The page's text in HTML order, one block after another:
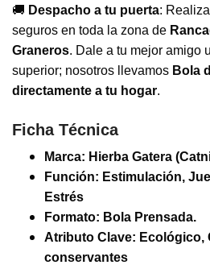
🚚 Despacho a tu puerta:
seguros en toda la zona de
Graneros. Dale a tu mejor amigo
superior; nosotros llevamos Bola
directamente a tu hogar.
Ficha Técnica
Marca: Hierba Gatera
Función: Estimulación,
Estrés
Formato: Bola Prensada.
Atributo Clave: Ecológico,
conservantes